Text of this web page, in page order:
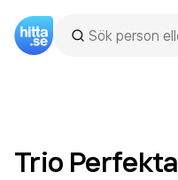
Trio Perfekta